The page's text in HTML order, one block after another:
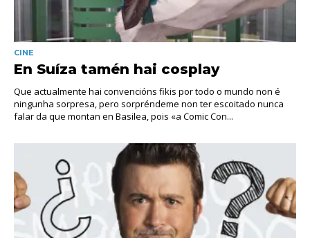
CINE
En Suíza tamén hai cosplay
Que actualmente hai convencións fikis por todo o mundo non é
ningunha sorpresa, pero sorpréndeme non ter escoitado nunca
falar da que montan en Basilea, pois «a Comic Con...